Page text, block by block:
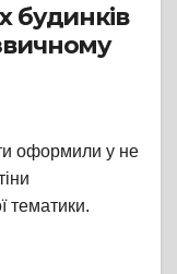
будинків
оформили у не
тематики.